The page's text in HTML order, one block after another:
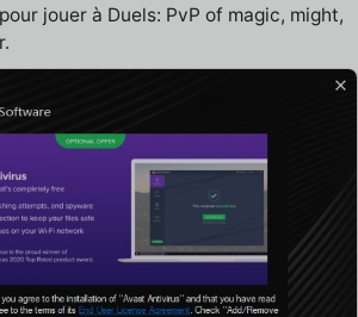
jouer à Duels: PvP of magic, might,